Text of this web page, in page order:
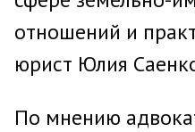
отношений и
юрист Юлия
По мнению